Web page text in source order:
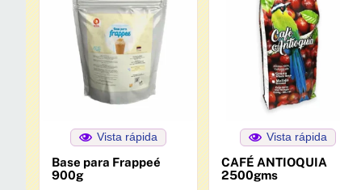
Vista rápida
Base para Frappeé
900g
Vista rápida
CAFÉ ANTIOQUIA
2500gms